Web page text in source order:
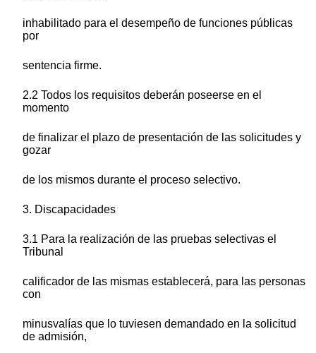
inhabilitado para el desempeño de funciones públicas
por
sentencia firme.
2.2 Todos los requisitos deberán poseerse en el
momento
de finalizar el plazo de presentación de las solicitudes y
gozar
de los mismos durante el proceso selectivo.
3. Discapacidades
3.1 Para la realización de las pruebas selectivas el
Tribunal
calificador de las mismas establecerá, para las personas
con
minusvalías que lo tuviesen demandado en la solicitud
de admisión,